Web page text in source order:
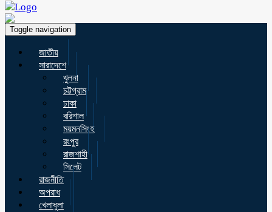
Toggle navigation
জাতীয়
সারাদেশে
খুলনা
চট্টগ্রাম
ঢাকা
বরিশাল
ময়মনসিংহ
রংপুর
রাজশাহী
সিলেট
রাজনীতি
অপরাধ
খেলাধুলা